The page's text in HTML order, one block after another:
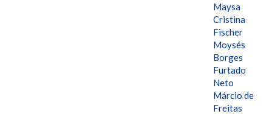
Maysa
Cristina
Fischer
Moysés
Borges
Furtado
Neto
Márcio de
Freitas